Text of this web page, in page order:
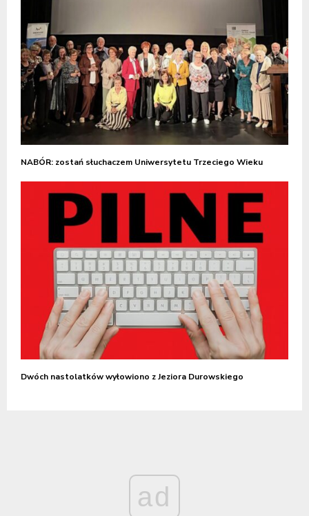
NABÓR: zostań słuchaczem Uniwersytetu Trzeciego Wieku
Dwóch nastolatków wyłowiono z Jeziora Durowskiego
ad